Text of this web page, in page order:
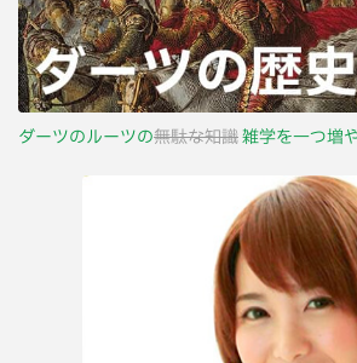
ダーツのルーツの無駄な知識雑学を一つ増